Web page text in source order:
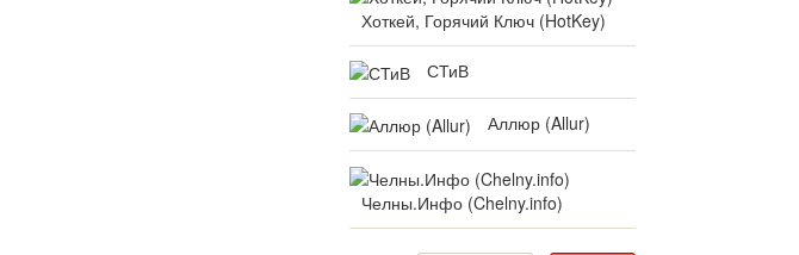
Хоткей, Горячий Ключ (HotKey)
СТиВ
Аллюр (Allur)
Челны.Инфо (Chelny.info)